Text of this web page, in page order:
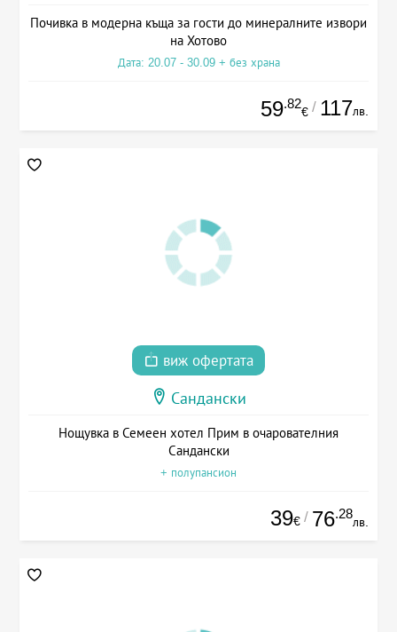
Почивка в модерна къща за гости до минералните извори
на Хотово
Дата: 20.07 - 30.09 + без храна
59.82
€ / 117лв.
виж офертата
Сандански
Нощувка в Семеен хотел Прим в очарователния
Сандански
+ полупансион
39€ / 76.28
лв.